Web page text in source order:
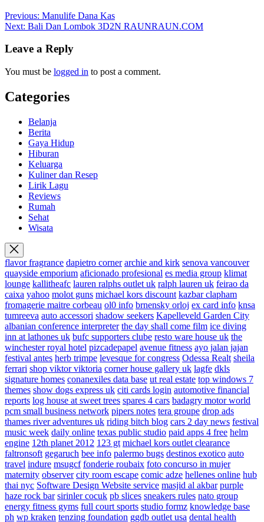
Previous: Manulife Dana Kas
Next: Bali Dan Lombok 3D2N RAUNRAUN.COM
Leave a Reply
You must be logged in to post a comment.
Categories
Belanja
Berita
Gaya Hidup
Hiburan
Keluarga
Kuliner dan Resep
Lirik Lagu
Reviews
Rumah
Sehat
Wisata
flavor fragrance dapietro corner archie and kirk senova vancouver
quayside emporium aficionado profesional es media group klimat
lounge kallitheafc lauren ralphs outlet uk ralph lauren uk feirao da
caixa yahoo molot guns michael kors discount kazbar clapham
fromagerie maitre corbeau ol0 info brnensky orloj ex card info knsa
tumreeva auto accessori shadow seekers Kapelleveld Garden City
albanian conference interpreter the day shall come film ice diving
inn at lathones uk bufc supporters clube resto ware house uk the
winchester royal hotel pizcadepapel avenue fitness ayo jalan jajan
festival antes herb trimpe levesque for congress Odessa Realt sheila
ferrari shop viktor viktoria corner house gallery uk lagfe dkls
signature homes conanexiles data base ut real estate top windows 7
themes show dogs express uk citi cards login automotive financial
reports log house at sweet trees spares 4 cars badagry motor world
pcm small business network pipers notes tera groupe drop ads
thames river adventures uk riding bitch blog cars 2 day news festival
music week daily online texas public studio paid apps 4 free helm
engine 12th planet 2012 123 gt michael kors outlet clearance
faltronsoft gegaruch bee info palermo bugs destinos exotico auto
travel indure msugcf fonderie roubaix foto concurso in mujer
maternity observer city room escape comic adze hellenes online hub
thai nyc Software Design Website service masjid al akbar purple
haze rock bar sirinler cocuk pb slices sneakers rules nato group
energy fitness gyms full court sports studio formz knowledge base
ph wp kraken tenzing foundation ggdb outlet usa dental health